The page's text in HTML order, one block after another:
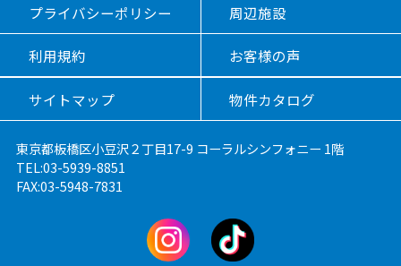
プライバシーポリシー 周辺施設
利用規約 お客様の声
サイトマップ 物件カタログ
東京都板橋区小豆沢２丁目17-9 コーラルシンフォニー 1階
TEL:03-5939-8851
FAX:03-5948-7831